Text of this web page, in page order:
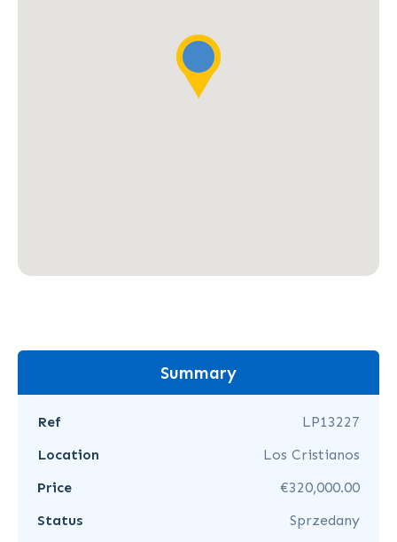
Summary
Ref
LP13227
Location
Los Cristianos
Price
€320,000.00
Status
Sprzedany